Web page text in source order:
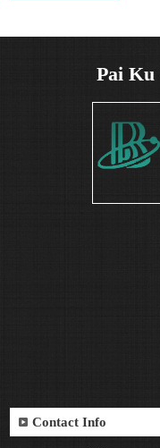
Pai Ku
Contact Info